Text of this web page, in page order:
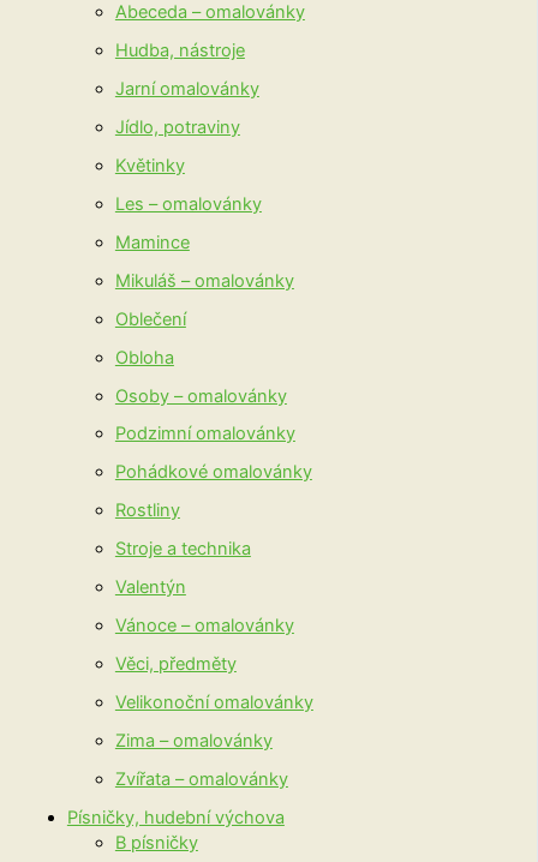
Abeceda – omalovánky
Hudba, nástroje
Jarní omalovánky
Jídlo, potraviny
Květinky
Les – omalovánky
Mamince
Mikuláš – omalovánky
Oblečení
Obloha
Osoby – omalovánky
Podzimní omalovánky
Pohádkové omalovánky
Rostliny
Stroje a technika
Valentýn
Vánoce – omalovánky
Věci, předměty
Velikonoční omalovánky
Zima – omalovánky
Zvířata – omalovánky
Písničky, hudební výchova
B písničky